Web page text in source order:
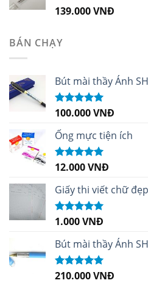
Được xếp
139.000VNĐ
BÁN CHẠY
Bút mài thầy Ánh
Được xếp
sao
100.000VNĐ
Ống mực tiện ích
Được xếp
sao
12.000VNĐ
Giấy thi viết chữ đẹp
Được xếp
sao
1.000VNĐ
Bút mài thầy Ánh
Được xếp
210.000VNĐ